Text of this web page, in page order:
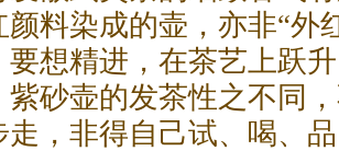
颜料染成的壶，亦非“外
要想精进，在茶艺上跃
紫砂壶的发茶性之不同
走，非得自己试、喝、